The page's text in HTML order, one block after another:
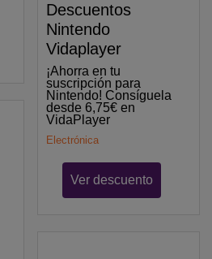
Descuentos
Nintendo
Vidaplayer
¡Ahorra en tu
suscripción para
Nintendo! Consíguela
desde 6,75€ en
VidaPlayer
Electrónica
Ver descuento